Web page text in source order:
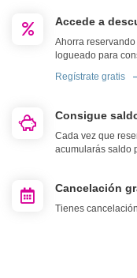
Accede a
Ahorra
logueado para
Regístrate gratis
Consigue
Cada vez que
acumularás saldo
Cancelación
Tienes